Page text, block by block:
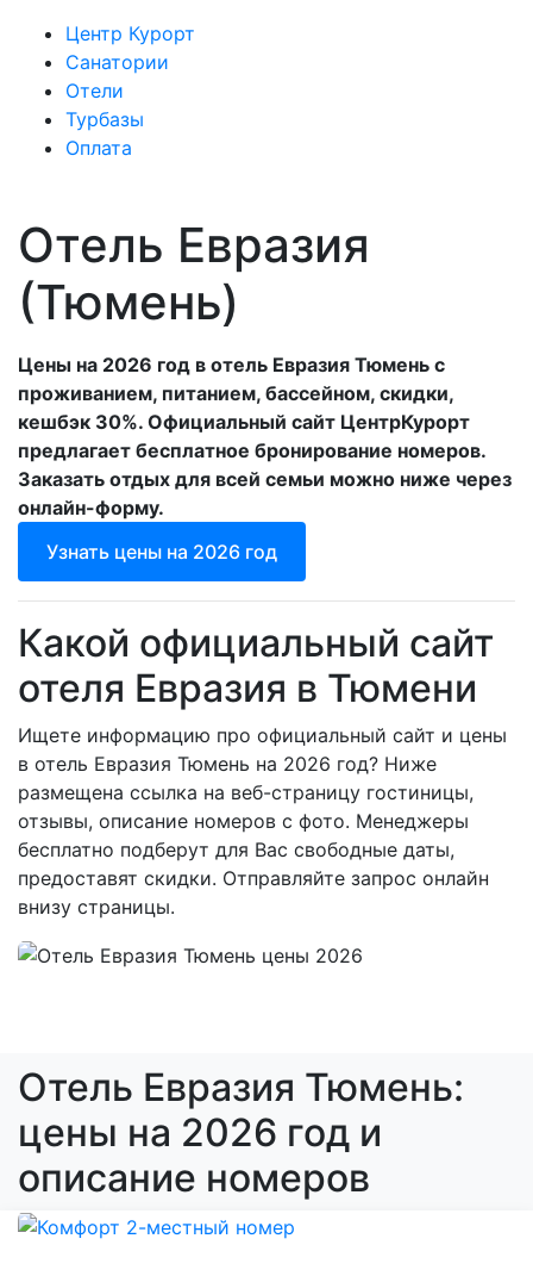
Центр Курорт
Санатории
Отели
Турбазы
Оплата
Отель Евразия
(Тюмень)
Цены на 2026 год в отель Евразия Тюмень с
проживанием, питанием, бассейном, скидки,
кешбэк 30%. Официальный сайт ЦентрКурорт
предлагает бесплатное бронирование номеров.
Заказать отдых для всей семьи можно ниже через
онлайн-форму.
Узнать цены на 2026 год
Какой официальный сайт
отеля Евразия в Тюмени
Ищете информацию про официальный сайт и цены
в отель Евразия Тюмень на 2026 год? Ниже
размещена ссылка на веб-страницу гостиницы,
отзывы, описание номеров с фото. Менеджеры
бесплатно подберут для Вас свободные даты,
предоставят скидки. Отправляйте запрос онлайн
внизу страницы.
Отель Евразия Тюмень:
цены на 2026 год и
описание номеров